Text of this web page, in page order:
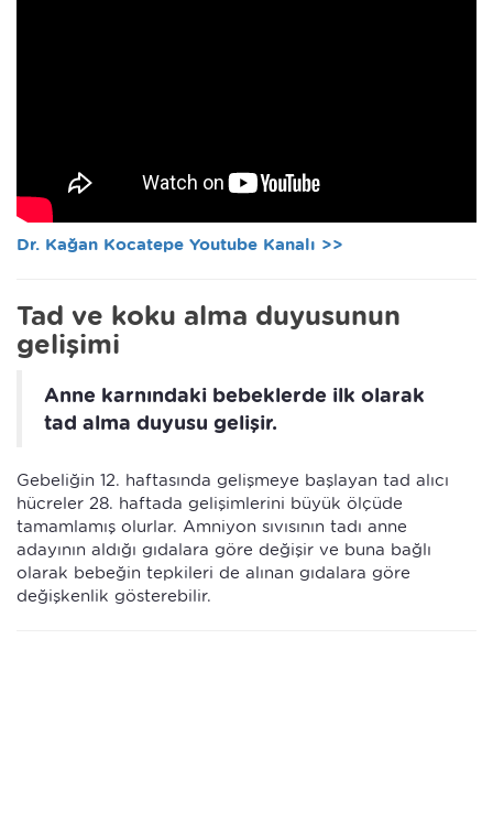
Dr. Kağan Kocatepe Youtube Kanalı >>
Tad ve koku alma duyusunun
gelişimi
Anne karnındaki bebeklerde ilk olarak
tad alma duyusu gelişir.
Gebeliğin 12. haftasında gelişmeye başlayan tad alıcı
hücreler 28. haftada gelişimlerini büyük ölçüde
tamamlamış olurlar. Amniyon sıvısının tadı anne
adayının aldığı gıdalara göre değişir ve buna bağlı
olarak bebeğin tepkileri de alınan gıdalara göre
değişkenlik gösterebilir.